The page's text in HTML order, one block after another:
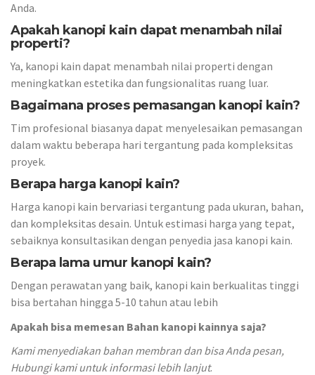
Anda.
Apakah kanopi kain dapat menambah nilai
properti?
Ya, kanopi kain dapat menambah nilai properti dengan
meningkatkan estetika dan fungsionalitas ruang luar.
Bagaimana proses pemasangan kanopi kain?
Tim profesional biasanya dapat menyelesaikan pemasangan
dalam waktu beberapa hari tergantung pada kompleksitas
proyek.
Berapa harga kanopi kain?
Harga kanopi kain bervariasi tergantung pada ukuran, bahan,
dan kompleksitas desain. Untuk estimasi harga yang tepat,
sebaiknya konsultasikan dengan penyedia jasa kanopi kain.
Berapa lama umur kanopi kain?
Dengan perawatan yang baik, kanopi kain berkualitas tinggi
bisa bertahan hingga 5-10 tahun atau lebih
Apakah bisa memesan Bahan kanopi kainnya saja?
Kami menyediakan bahan membran dan bisa Anda pesan,
Hubungi kami untuk informasi lebih lanjut.